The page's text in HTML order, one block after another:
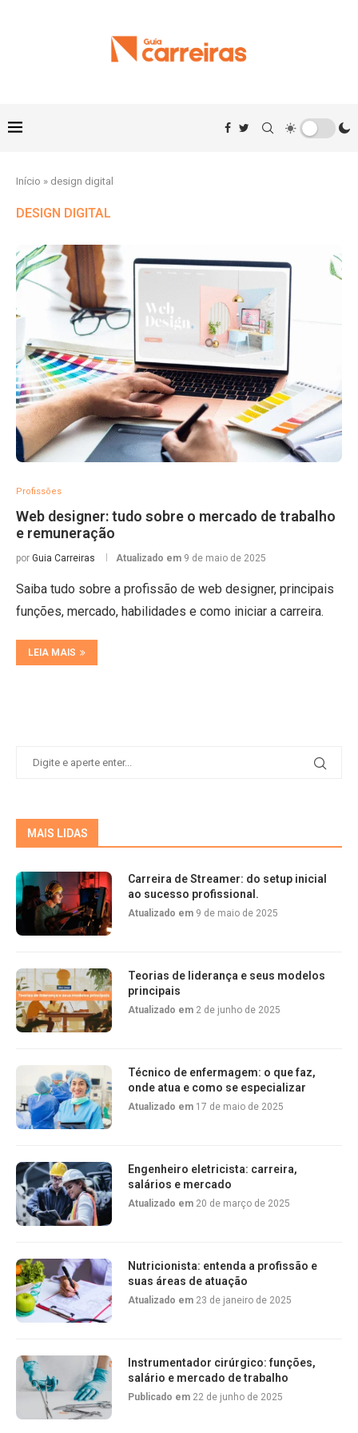
Início » design digital
DESIGN DIGITAL
Profissões
Web designer: tudo sobre o mercado de trabalho
e remuneração
por Guia Carreiras Atualizado em 9 de maio de 2025
Saiba tudo sobre a profissão de web designer, principais
funções, mercado, habilidades e como iniciar a carreira.
LEIA MAIS
MAIS LIDAS
Carreira de Streamer: do setup inicial
ao sucesso profissional.
Atualizado em 9 de maio de 2025
Teorias de liderança e seus modelos
principais
Atualizado em 2 de junho de 2025
Técnico de enfermagem: o que faz,
onde atua e como se especializar
Atualizado em 17 de maio de 2025
Engenheiro eletricista: carreira,
salários e mercado
Atualizado em 20 de março de 2025
Nutricionista: entenda a profissão e
suas áreas de atuação
Atualizado em 23 de janeiro de 2025
Instrumentador cirúrgico: funções,
salário e mercado de trabalho
Publicado em 22 de junho de 2025